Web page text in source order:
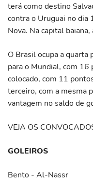
terá como destino
contra o Uruguai no dia
Nova. Na capital
O Brasil ocupa a quarta
para o Mundial, com
colocado, com 11
terceiro, com a mesma
vantagem no saldo de
VEJA OS
GOLEIROS
Bento - Al-Nassr